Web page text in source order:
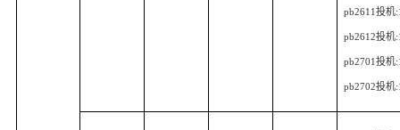
pb2611投机
pb2612投机
pb2701投机
pb2702投机